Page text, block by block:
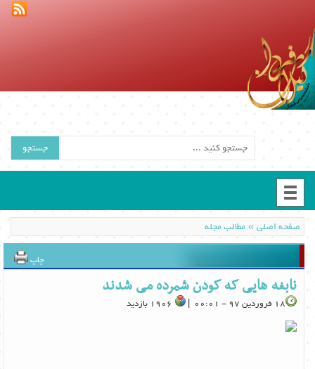
جستجو
صفحه اصلی»مطالب مجله
چاپ
نابغه هایی که کودن شمرده می شدند
18 فروردین 97 - 00:01 |